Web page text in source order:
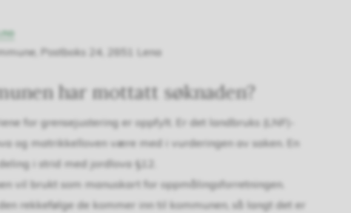
Postboks 24, 2851 Lena
har mottatt søknaden?
for grensejustering er oppfylt. Er det landbruks (LNF)-
og matrikkelloven være med i vurderingen av saken. En
i strid med jordlova §12.
vil brukt som manuskart for oppmålingsforretningen.
rekkefølge de kommer inn til kommunen, så langt det er